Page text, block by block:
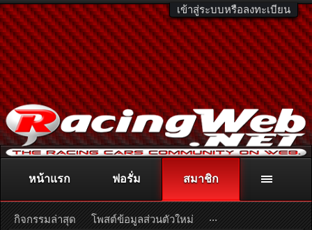
เข้าสู่ระบบหรือลงทะเบียน
ติดต่อลงโฆษณา racingweb@gmail.comหรือโทร. 081-811-1138
หรืออ่านรายละเอียดเพิ่มเติม คลิกที่นี่
หน้าแรก ฟอรั่ม สมาชิก
กิจกรรมล่าสุด โพสต์ข้อมูลส่วนตัวใหม่ ...